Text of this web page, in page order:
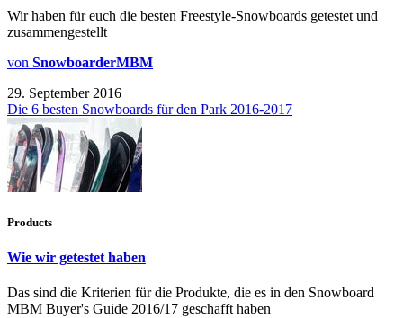
Wir haben für euch die besten Freestyle-Snowboards getestet und
zusammengestellt
von SnowboarderMBM
29. September 2016
Die 6 besten Snowboards für den Park 2016-2017
Products
Wie wir getestet haben
Das sind die Kriterien für die Produkte, die es in den Snowboard
MBM Buyer's Guide 2016/17 geschafft haben